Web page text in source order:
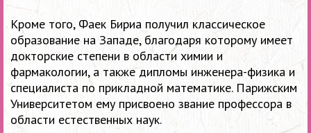
Кроме того, Фаек Бириа получил классическое
образование на Западе, благодаря которому имеет
докторские степени в области химии и
фармакологии, а также дипломы инженера-физика и
специалиста по прикладной математике. Парижским
Университетом ему присвоено звание профессора в
области естественных наук.